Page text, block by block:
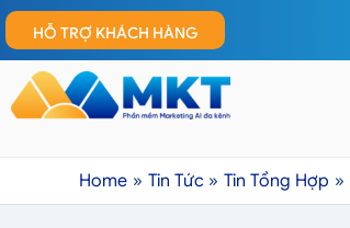
HỖ TRỢ KHÁCH HÀNG
Home Tin Tức Tin Tổng Hợp